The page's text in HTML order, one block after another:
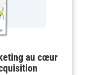
au cœur